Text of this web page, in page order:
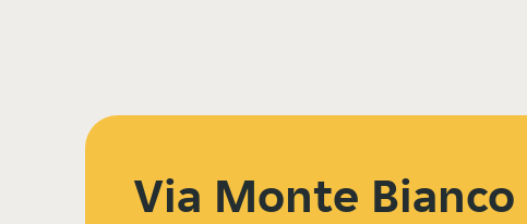
Via Monte